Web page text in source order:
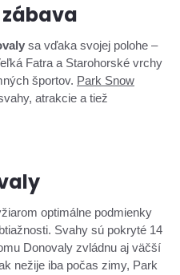
sa vďaka svojej polohe –
Fatra a Starohorské vrchy
športov. Park Snow
atrakcie a tiež
optimálne podmienky
Svahy sú pokryté 14
Donovaly zvládnu aj väčší
nežije iba počas zimy, Park